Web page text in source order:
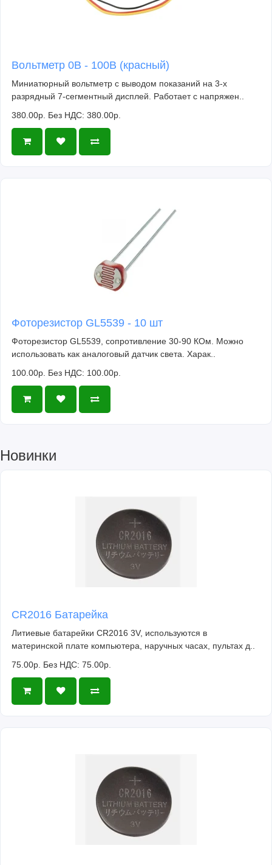
Вольтметр 0В - 100В (красный)
Миниатюрный вольтметр с выводом показаний на 3-х
разрядный 7-сегментный дисплей. Работает с напряжен..
380.00р. Без НДС: 380.00р.
Фоторезистор GL5539 - 10 шт
Фоторезистор GL5539, сопротивление 30-90 КОм. Можно
использовать как аналоговый датчик света. Харак..
100.00р. Без НДС: 100.00р.
Новинки
CR2016 Батарейка
Литиевые батарейки CR2016 3V, используются в
материнской плате компьютера, наручных часах, пультах д..
75.00р. Без НДС: 75.00р.